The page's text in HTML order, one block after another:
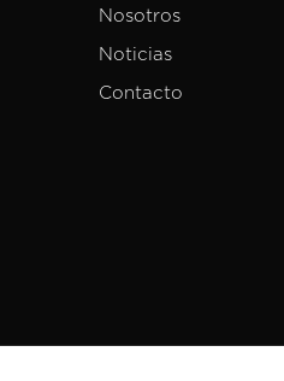
Nosotros
Noticias
Contacto